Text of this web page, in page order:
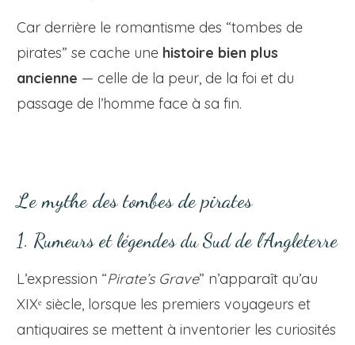
Car derrière le romantisme des “tombes de
pirates” se cache une histoire bien plus
ancienne — celle de la peur, de la foi et du
passage de l’homme face à sa fin.
Le mythe des tombes de pirates
1. Rumeurs et légendes du Sud de l’Angleterre
L’expression “Pirate’s Grave” n’apparaît qu’au
XIXᵉ siècle, lorsque les premiers voyageurs et
antiquaires se mettent à inventorier les curiosités